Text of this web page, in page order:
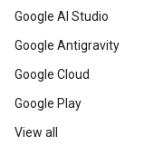
Google AI Studio
Google Antigravity
Google Cloud
Google Play
View all